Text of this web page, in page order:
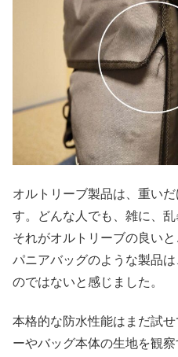
オルトリーブ製品は、重い
す。どんな人でも、雑に、
それがオルトリーブの良い
パニアバッグのような製品
のではないと感じました。
本格的な防水性能はまだ試
ーやバッグ本体の生地を観